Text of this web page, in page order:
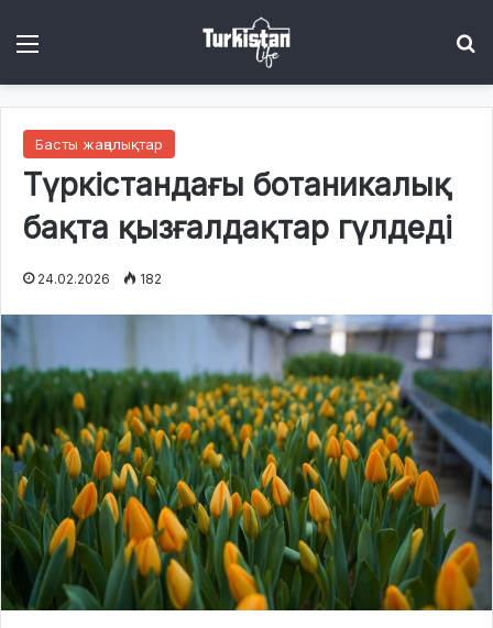
Басты жаңалықтар
Түркістандағы ботаникалық
бақта қызғалдақтар гүлдеді
24.02.2026 182